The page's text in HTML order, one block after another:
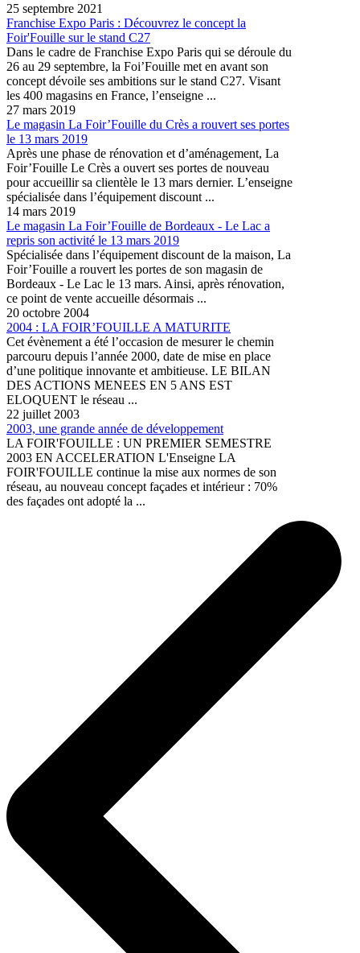
25 septembre 2021
Franchise Expo Paris : Découvrez le concept la
Foir'Fouille sur le stand C27
Dans le cadre de Franchise Expo Paris qui se déroule du
26 au 29 septembre, la Foi’Fouille met en avant son
concept dévoile ses ambitions sur le stand C27. Visant
les 400 magasins en France, l’enseigne ...
27 mars 2019
Le magasin La Foir’Fouille du Crès a rouvert ses portes
le 13 mars 2019
Après une phase de rénovation et d’aménagement, La
Foir’Fouille Le Crès a ouvert ses portes de nouveau
pour accueillir sa clientèle le 13 mars dernier. L’enseigne
spécialisée dans l’équipement discount ...
14 mars 2019
Le magasin La Foir’Fouille de Bordeaux - Le Lac a
repris son activité le 13 mars 2019
Spécialisée dans l’équipement discount de la maison, La
Foir’Fouille a rouvert les portes de son magasin de
Bordeaux - Le Lac le 13 mars. Ainsi, après rénovation,
ce point de vente accueille désormais ...
20 octobre 2004
2004 : LA FOIR’FOUILLE A MATURITE
Cet évènement a été l’occasion de mesurer le chemin
parcouru depuis l’année 2000, date de mise en place
d’une politique innovante et ambitieuse. LE BILAN
DES ACTIONS MENEES EN 5 ANS EST
ELOQUENT le réseau ...
22 juillet 2003
2003, une grande année de développement
LA FOIR'FOUILLE : UN PREMIER SEMESTRE
2003 EN ACCELERATION L'Enseigne LA
FOIR'FOUILLE continue la mise aux normes de son
réseau, au nouveau concept façades et intérieur : 70%
des façades ont adopté la ...